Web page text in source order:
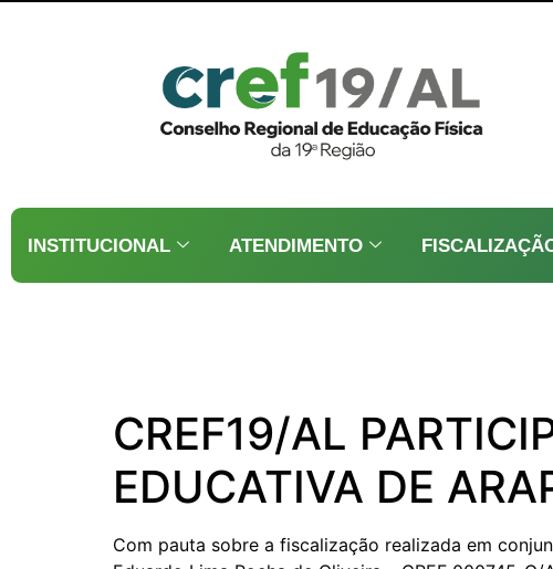
INSTITUCIONAL ATENDIMENTO
CREF19/AL
EDUCATIVA DE
Com pauta sobre a fiscalização realizada em